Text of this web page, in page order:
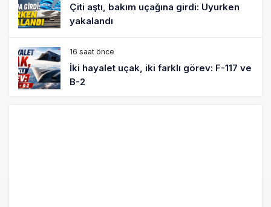
Çiti aştı, bakım uçağına girdi: Uyurken
yakalandı
16 saat önce
İki hayalet uçak, iki farklı görev: F-117 ve
B-2